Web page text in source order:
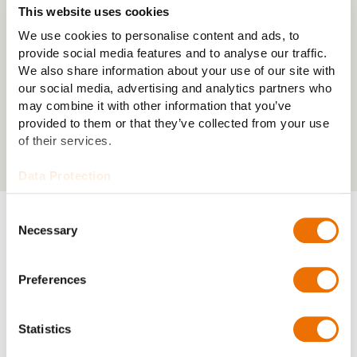
This website uses cookies
We use cookies to personalise content and ads, to
provide social media features and to analyse our traffic.
We also share information about your use of our site with
our social media, advertising and analytics partners who
may combine it with other information that you’ve
provided to them or that they’ve collected from your use
of their services.
Data Protection
Selection
Necessary
Preferences
Statistics
Kosten
Entscheidungsvorlage
Projektierung des Prüfstandes zu erstellen. Diese